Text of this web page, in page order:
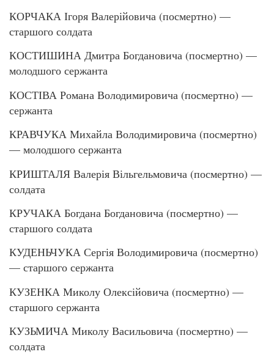
КОРЧАКА Ігоря Валерійовича (посмертно) —
старшого солдата
КОСТИШИНА Дмитра Богдановича (посмертно) —
молодшого сержанта
КОСТІВА Романа Володимировича (посмертно) —
сержанта
КРАВЧУКА Михайла Володимировича (посмертно)
— молодшого сержанта
КРИШТАЛЯ Валерія Вільгельмовича (посмертно) —
солдата
КРУЧАКА Богдана Богдановича (посмертно) —
старшого солдата
КУДЕНЬЧУКА Сергія Володимировича (посмертно)
— старшого сержанта
КУЗЕНКА Миколу Олексійовича (посмертно) —
старшого сержанта
КУЗЬМИЧА Миколу Васильовича (посмертно) —
солдата